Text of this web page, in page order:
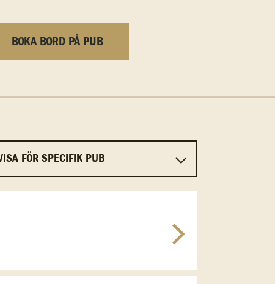
BOKA BORD PÅ PUB